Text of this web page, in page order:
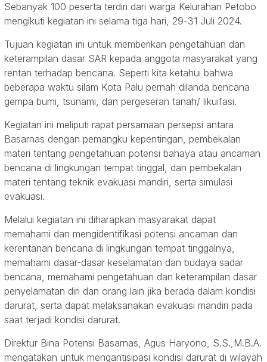
Sebanyak 100 peserta terdiri dari warga Kelurahan Petobo
mengikuti kegiatan ini selama tiga hari, 29-31 Juli 2024.
Tujuan kegiatan ini untuk memberikan pengetahuan dan
keterampilan dasar SAR kepada anggota masyarakat yang
rentan terhadap bencana. Seperti kita ketahui bahwa
beberapa waktu silam Kota Palu pernah dilanda bencana
gempa bumi, tsunami, dan pergeseran tanah/ likuifasi.
Kegiatan ini meliputi rapat persamaan persepsi antara
Basarnas dengan pemangku kepentingan, pembekalan
materi tentang pengetahuan potensi bahaya atau ancaman
bencana di lingkungan tempat tinggal, dan pembekalan
materi tentang teknik evakuasi mandiri, serta simulasi
evakuasi.
Melalui kegiatan ini diharapkan masyarakat dapat
memahami dan mengidentifikasi potensi ancaman dan
kerentanan bencana di lingkungan tempat tinggalnya,
memahami dasar-dasar keselamatan dan budaya sadar
bencana, memahami pengetahuan dan keterampilan dasar
penyelamatan diri dan orang lain jika berada dalam kondisi
darurat, serta dapat melaksanakan evakuasi mandiri pada
saat terjadi kondisi darurat.
Direktur Bina Potensi Basarnas, Agus Haryono, S.S.,M.B.A.
mengatakan untuk mengantisipasi kondisi darurat di wilayah